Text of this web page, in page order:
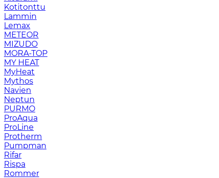
Kotitonttu
Lammin
Lemax
METEOR
MIZUDO
MORA-TOP
MY HEAT
MyHeat
Mythos
Navien
Neptun
PURMO
ProAqua
ProLine
Protherm
Pumpman
Rifar
Rispa
Rommer